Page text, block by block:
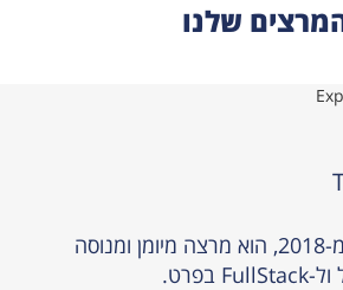
שלנו
שחר, שנמצא איתנו מ-2018, הוא מרצה מיומן ומנוסה